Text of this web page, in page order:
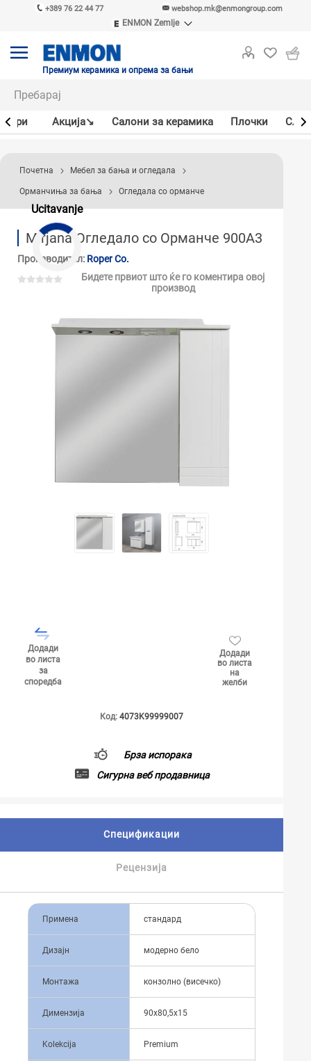
+389 76 22 44 77 webshop.mk@enmongroup.com
ENMON Zemlje
ENMON MKD
Премиум керамика и опрема за бањи
Акцијa↘ Салони за керамика Плочки
Ucitavanje
Почетна Мебел за бања и огледала
Орманчиња за бања Огледала со орманче
Mirjana Огледало со Орманче 900A3
Производител: Roper Co.
Бидете првиот што ќе го коментира овој
производ
Додади
во листа
за
споредба
Додади
во листа
на
желби
Код: 4073K99999007
Брза испорака
Сигурна веб продавница
Спецификации
Рецензија
Примена стандард
Дизајн модерно бело
Монтажа конзолно (висечко)
Димензија 90x80,5x15
Kolekcija Premium